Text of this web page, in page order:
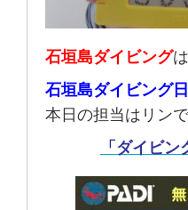
石垣島ダイビング
石垣島ダイビング
本日の担当はリンで
「ダイビン